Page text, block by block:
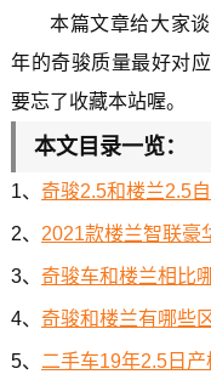
本篇文章给大家
年的奇骏质量最好对
要忘了收藏本站喔。
本文目录一览：
1、 奇骏2.5和楼兰2.5
2、 2021款楼兰智联豪
3、 奇骏车和楼兰相比
4、 奇骏和楼兰有哪些
5、 二手车19年2.5日